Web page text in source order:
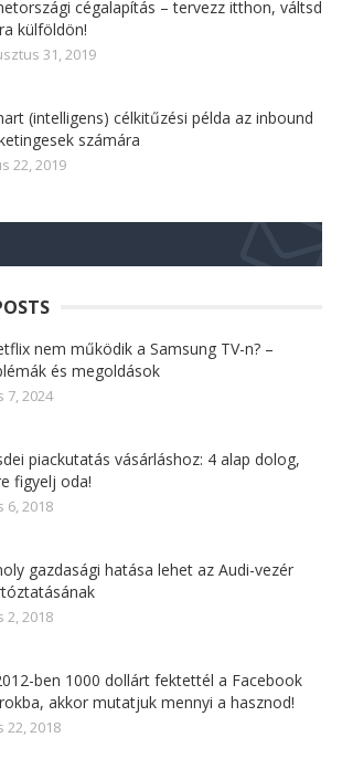
cégalapítás – tervezz itthon, váltsd
külföldön!
31, 2019
(intelligens) célkitűzési példa az inbound
számára
22, 2019
nem működik a Samsung TV-n? –
és megoldások
7, 2024
piackutatás vásárláshoz: 4 alap dolog,
figyelj oda!
6, 2018
gazdasági hatása lehet az Audi-vezér
2, 2018
ben 1000 dollárt fektettél a Facebook
akkor mutatjuk mennyi a hasznod!
22, 2018